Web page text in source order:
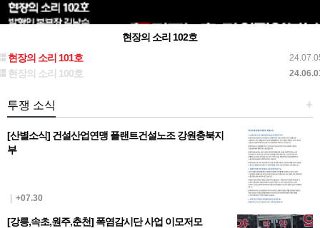
현장의 소리 102호
현장의 소리 101호
현장의 소리 100호
+
투쟁 소식
[산별소식] 건설산업연맹 플랜트건설노조 강원충북지
부
| +07.30
[강릉,속초,원주,춘천] 폭염감시단 사업 이모저모